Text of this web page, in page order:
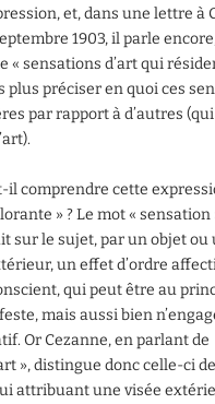
et, dans une lettre à
1903, il parle
« sensations d’art qui
plus préciser en quoi ces
par rapport à d’autres
il comprendre cette
» ? Le mot « sensation
sur le sujet, par un objet ou
un effet d’ordre
qui peut être au
mais aussi bien
Or Cezanne, en parlant de
», distingue donc celle-ci
attribuant une visée